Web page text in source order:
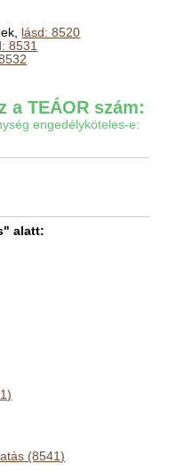
lásd: 8520
8531
a TEÁOR szám:
engedélyköteles-e:
alatt:
(8541)